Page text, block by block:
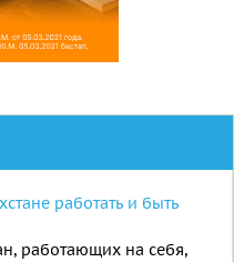
работать и быть
работающих на себя,